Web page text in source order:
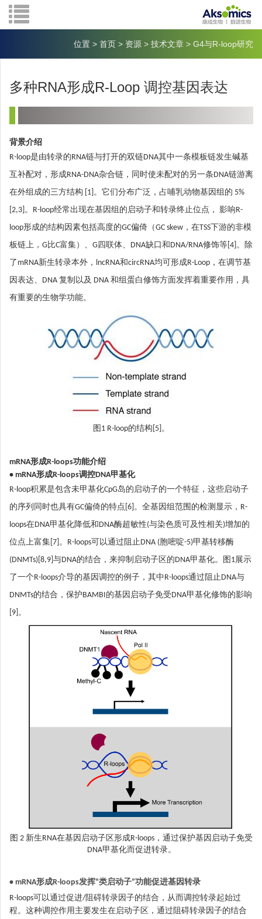
位置 > 首页 > 资源 > 技术文章 > G4与R-loop研究
多种RNA形成R-Loop 调控基因表达
背景介绍
R-loop是由转录的RNA链与打开的双链DNA其中一条模板链发生碱基
互补配对，形成RNA-DNA杂合链，同时使未配对的另一条DNA链游离
在外组成的三方结构 [1]。它们分布广泛，占哺乳动物基因组的 5%
[2,3]。R-loop经常出现在基因组的启动子和转录终止位点， 影响R-
loop形成的结构因素包括高度的GC偏倚（GC skew，在TSS下游的非模
板链上，G比C富集）、G四联体、DNA缺口和DNA/RNA修饰等[4]。除
了mRNA新生转录本外，lncRNA和circRNA均可形成R-Loop，在调节基
因表达、DNA 复制以及 DNA 和组蛋白修饰方面发挥着重要作用，具
有重要的生物学功能。
图1 R-loop的结构[5]。
mRNA形成R-loops功能介绍
• mRNA形成R-loops调控DNA甲基化
R-loop积累是包含未甲基化CpG岛的启动子的一个特征，这些启动子
的序列同时也具有GC偏倚的特点[6]。全基因组范围的检测显示，R-
loops在DNA甲基化降低和DNA酶超敏性(与染色质可及性相关)增加的
位点上富集[7]。R-loops可以通过阻止DNA (胞嘧啶-5)甲基转移酶
(DNMTs)[8,9]与DNA的结合，来抑制启动子区的DNA甲基化。图1展示
了一个R-loops介导的基因调控的例子，其中R-loops通过阻止DNA与
DNMTs的结合，保护BAMBI的基因启动子免受DNA甲基化修饰的影响
[9]。
图 2 新生RNA在基因启动子区形成R-loops，通过保护基因启动子免受
DNA甲基化而促进转录。
• mRNA形成R-loops发挥“类启动子”功能促进基因转录
R-loops可以通过促进/阻碍转录因子的结合，从而调控转录起始过
程。这种调控作用主要发生在启动子区，通过阻碍转录因子的结合